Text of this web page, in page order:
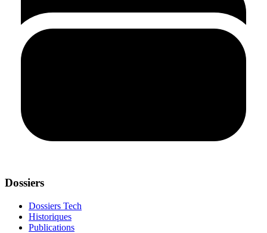
Dossiers
Dossiers Tech
Historiques
Publications